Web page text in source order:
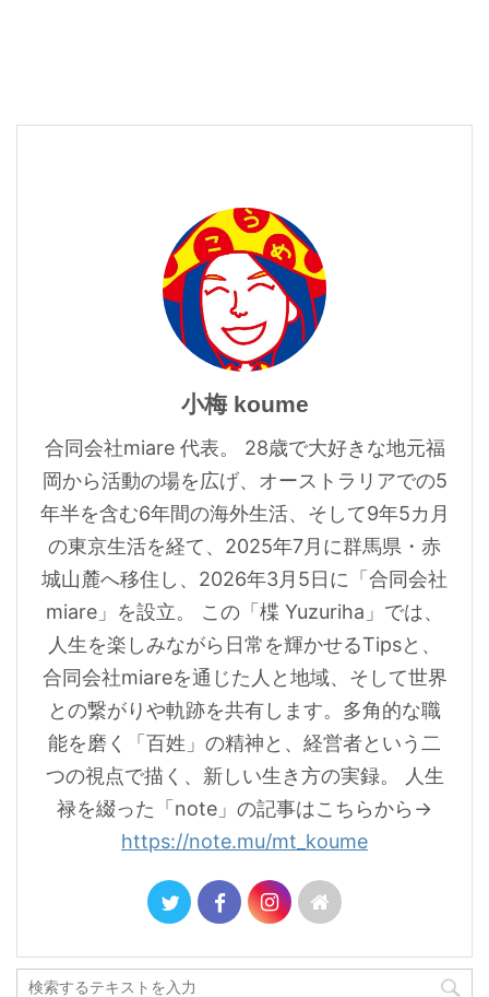
小梅 koume
合同会社miare 代表。 28歳で大好きな地元福
岡から活動の場を広げ、オーストラリアでの5
年半を含む6年間の海外生活、そして9年5カ月
の東京生活を経て、2025年7月に群馬県・赤
城山麓へ移住し、2026年3月5日に「合同会社
miare」を設立。 この「楪 Yuzuriha」では、
人生を楽しみながら日常を輝かせるTipsと、
合同会社miareを通じた人と地域、そして世界
との繋がりや軌跡を共有します。多角的な職
能を磨く「百姓」の精神と、経営者という二
つの視点で描く、新しい生き方の実録。 人生
禄を綴った「note」の記事はこちらから→
https://note.mu/mt_koume